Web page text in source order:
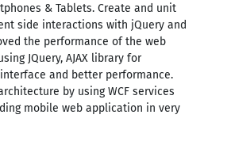
& Tablets. Create and unit
side interactions with jQuery and
the performance of the web
JQuery, AJAX library for
and better performance.
by using WCF services
mobile web application in very